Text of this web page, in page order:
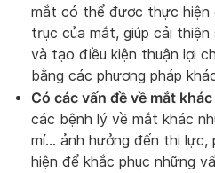
mắt có thể được thực hiện
trục của mắt, giúp cải
và tạo điều kiện thuận lợi
bằng các phương pháp
Có các vấn đề về mắt
các bệnh lý về mắt khác
mí… ảnh hưởng đến thị
hiện để khắc phục những